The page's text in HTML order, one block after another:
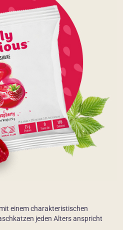
einem charakteristischen
jeden Alters anspricht